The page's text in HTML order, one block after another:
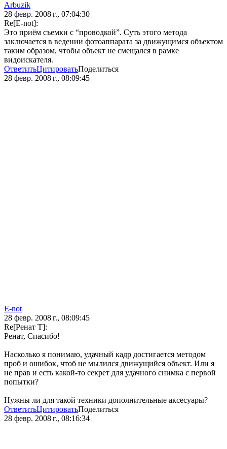
Arbuzik
28 февр. 2008 г., 07:04:30
Re[E-not]:
Это приём съемки с “проводкой”. Суть этого метода
заключается в ведении фотоаппарата за движущимся объектом
таким образом, чтобы объект не смещался в рамке
видоискателя.
ОтветитьЦитироватьПоделиться
28 февр. 2008 г., 08:09:45
E-not
28 февр. 2008 г., 08:09:45
Re[Ренат Т]:
Ренат, Спасибо!
Насколько я понимаю, удачный кадр достигается методом
проб и ошибок, чтоб не мылился движущийся объект. Или я
не прав и есть какой-то секрет для удачного снимка с первой
попытки?
Нужны ли для такой техники дополнительные аксесуары?
ОтветитьЦитироватьПоделиться
28 февр. 2008 г., 08:16:34